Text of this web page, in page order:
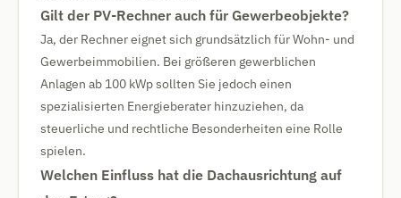
Gilt der PV-Rechner auch für Gewerbeobjekte?
Ja, der Rechner eignet sich grundsätzlich für Wohn- und
Gewerbeimmobilien. Bei größeren gewerblichen
Anlagen ab 100 kWp sollten Sie jedoch einen
spezialisierten Energieberater hinzuziehen, da
steuerliche und rechtliche Besonderheiten eine Rolle
spielen.
Welchen Einfluss hat die Dachausrichtung auf